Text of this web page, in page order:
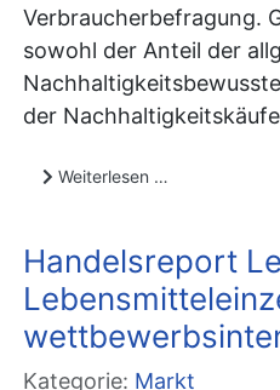
Verbraucherbefragung.
sowohl der Anteil der
der
Weiterlesen …
Handelsreport
Kategorie: Markt